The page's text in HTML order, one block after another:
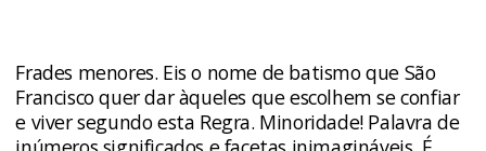
Frades menores. Eis o nome de batismo que São
Francisco quer dar àqueles que escolhem se confiar
e viver segundo esta Regra. Minoridade! Palavra de